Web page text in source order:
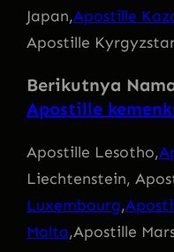
Japan,Apostille
Apostille
Berikutnya
Apostille
Apostille Lesotho,
Liechtenstein,
Luxembourg,
Malta,Apostille